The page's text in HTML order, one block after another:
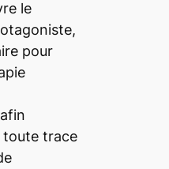
le
pour
toute trace